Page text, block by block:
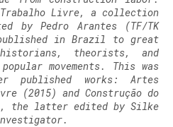
Livre, a collection
by Pedro Arantes (TF/TK
in Brazil to great
theorists, and
movements. This was
published works: Artes
(2015) and Construção do
the latter edited by Silke